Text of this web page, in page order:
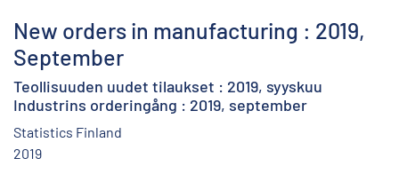
New orders in manufacturing : 2019,
September
Teollisuuden uudet tilaukset : 2019, syyskuu
Industrins orderingång : 2019, september
Statistics Finland
2019